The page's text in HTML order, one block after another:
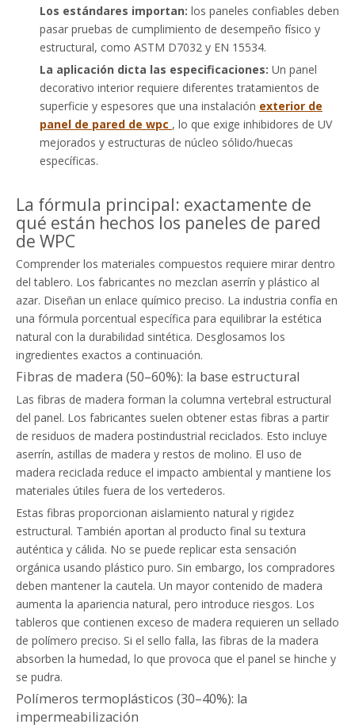
Los estándares importan: los paneles confiables deben
pasar pruebas de cumplimiento de desempeño físico y
estructural, como ASTM D7032 y EN 15534.
La aplicación dicta las especificaciones: Un panel
decorativo interior requiere diferentes tratamientos de
superficie y espesores que una instalación exterior de
panel de pared de wpc , lo que exige inhibidores de UV
mejorados y estructuras de núcleo sólido/huecas
específicas.
La fórmula principal: exactamente de
qué están hechos los paneles de pared
de WPC
Comprender los materiales compuestos requiere mirar dentro
del tablero. Los fabricantes no mezclan aserrín y plástico al
azar. Diseñan un enlace químico preciso. La industria confía en
una fórmula porcentual específica para equilibrar la estética
natural con la durabilidad sintética. Desglosamos los
ingredientes exactos a continuación.
Fibras de madera (50–60%): la base estructural
Las fibras de madera forman la columna vertebral estructural
del panel. Los fabricantes suelen obtener estas fibras a partir
de residuos de madera postindustrial reciclados. Esto incluye
aserrín, astillas de madera y restos de molino. El uso de
madera reciclada reduce el impacto ambiental y mantiene los
materiales útiles fuera de los vertederos.
Estas fibras proporcionan aislamiento natural y rigidez
estructural. También aportan al producto final su textura
auténtica y cálida. No se puede replicar esta sensación
orgánica usando plástico puro. Sin embargo, los compradores
deben mantener la cautela. Un mayor contenido de madera
aumenta la apariencia natural, pero introduce riesgos. Los
tableros que contienen exceso de madera requieren un sellado
de polímero preciso. Si el sello falla, las fibras de la madera
absorben la humedad, lo que provoca que el panel se hinche y
se pudra.
Polímeros termoplásticos (30–40%): la
impermeabilización